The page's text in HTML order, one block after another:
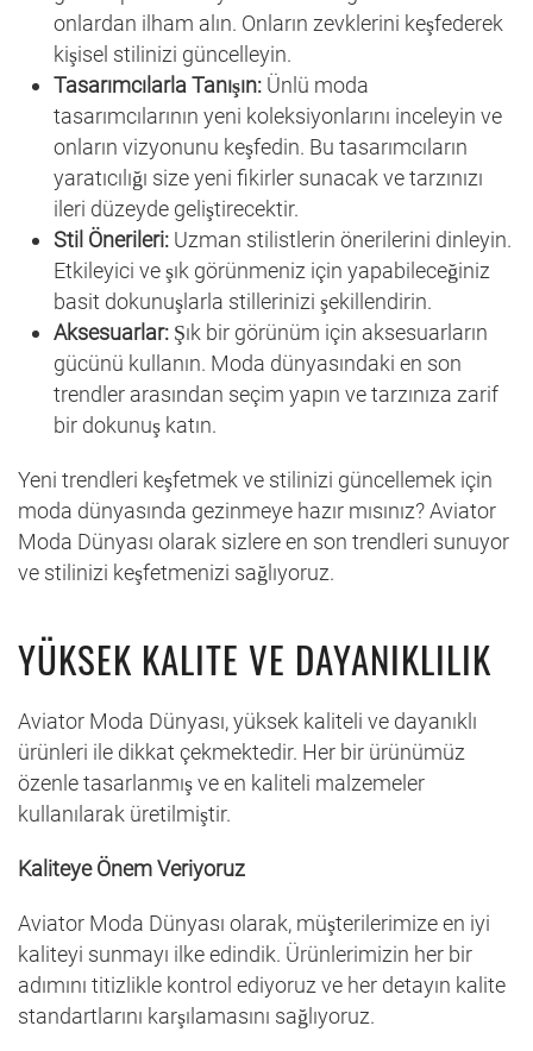
onlardan ilham alın. Onların zevklerini keşfederek
kişisel stilinizi güncelleyin.
Tasarımcılarla Tanışın: Ünlü moda
tasarımcılarının yeni koleksiyonlarını inceleyin ve
onların vizyonunu keşfedin. Bu tasarımcıların
yaratıcılığı size yeni fikirler sunacak ve tarzınızı
ileri düzeyde geliştirecektir.
Stil Önerileri: Uzman stilistlerin önerilerini dinleyin.
Etkileyici ve şık görünmeniz için yapabileceğiniz
basit dokunuşlarla stillerinizi şekillendirin.
Aksesuarlar: Şık bir görünüm için aksesuarların
gücünü kullanın. Moda dünyasındaki en son
trendler arasından seçim yapın ve tarzınıza zarif
bir dokunuş katın.
Yeni trendleri keşfetmek ve stilinizi güncellemek için
moda dünyasında gezinmeye hazır mısınız? Aviator
Moda Dünyası olarak sizlere en son trendleri sunuyor
ve stilinizi keşfetmenizi sağlıyoruz.
YÜKSEK KALITE VE DAYANIKLILIK
Aviator Moda Dünyası, yüksek kaliteli ve dayanıklı
ürünleri ile dikkat çekmektedir. Her bir ürünümüz
özenle tasarlanmış ve en kaliteli malzemeler
kullanılarak üretilmiştir.
Kaliteye Önem Veriyoruz
Aviator Moda Dünyası olarak, müşterilerimize en iyi
kaliteyi sunmayı ilke edindik. Ürünlerimizin her bir
adımını titizlikle kontrol ediyoruz ve her detayın kalite
standartlarını karşılamasını sağlıyoruz.